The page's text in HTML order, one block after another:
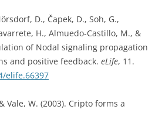
D., Čapek, D., Soh, G.,
H., Almuedo-Castillo, M., &
of Nodal signaling propagation
and positive feedback. eLife, 11.
elife.66397
Vale, W. (2003). Cripto forms a